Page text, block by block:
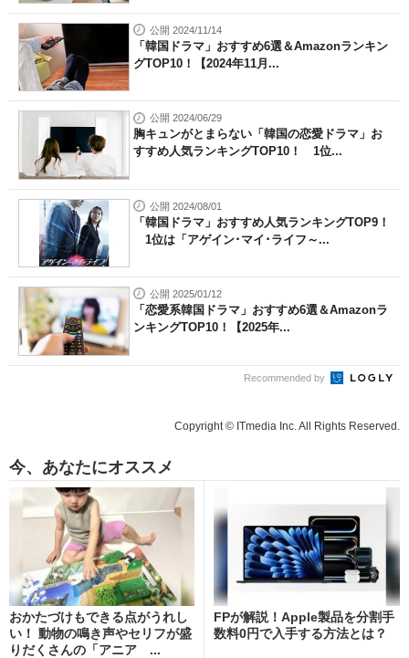
公開 2024/11/14
「韓国ドラマ」おすすめ6選＆Amazonランキン
グTOP10！【2024年11月...
公開 2024/06/29
胸キュンがとまらない「韓国の恋愛ドラマ」お
すすめ人気ランキングTOP10！ 1位...
公開 2024/08/01
「韓国ドラマ」おすすめ人気ランキングTOP9！
1位は「アゲイン･マイ･ライフ～...
公開 2025/01/12
「恋愛系韓国ドラマ」おすすめ6選＆Amazonラ
ンキングTOP10！【2025年...
Recommended by
Copyright © ITmedia Inc. All Rights Reserved.
今、あなたにオススメ
おかたづけもできる点がうれし
い！ 動物の鳴き声やセリフが盛
りだくさんの「アニア ...
FPが解説！Apple製品を分割手
数料0円で入手する方法とは？